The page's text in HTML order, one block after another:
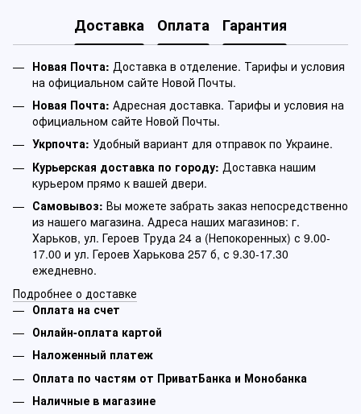
Доставка Оплата Гарантия
Новая Почта: Доставка в отделение. Тарифы и условия
на официальном сайте Новой Почты.
Новая Почта: Адресная доставка. Тарифы и условия на
официальном сайте Новой Почты.
Укрпочта: Удобный вариант для отправок по Украине.
Курьерская доставка по городу: Доставка нашим
курьером прямо к вашей двери.
Самовывоз: Вы можете забрать заказ непосредственно
из нашего магазина. Адреса наших магазинов: г.
Харьков, ул. Героев Труда 24 а (Непокоренных) с 9.00-
17.00 и ул. Героев Харькова 257 б, с 9.30-17.30
ежедневно.
Подробнее о доставке
Оплата на счет
Онлайн-оплата картой
Наложенный платеж
Оплата по частям от ПриватБанка и Монобанка
Наличные в магазине